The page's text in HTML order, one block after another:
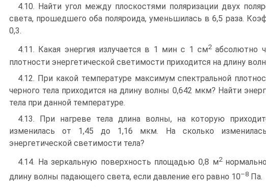
4.10. Найти угол между плоскостями поляризации двух
света, прошедшего оба поляроида, уменьшилась в 6,5 раза.
0,3.
4.11. Какая энергия излучается в 1 мин с 1 см2абсолютно
плотности энергетической светимости приходится на длину
4.12. При какой температуре максимум спектральной
черного тела приходится на длину волны 0,642 мкм? Найти
тела при данной температуре.
4.13. При нагреве тела длина волны, на которую
изменилась от 1,45 до 1,16 мкм. На сколько изменилась
энергетической светимости тела?
4.14. На зеркальную поверхность площадью 0,8 м2
длину волны падающего света, если давление его равно 10–8 Па.